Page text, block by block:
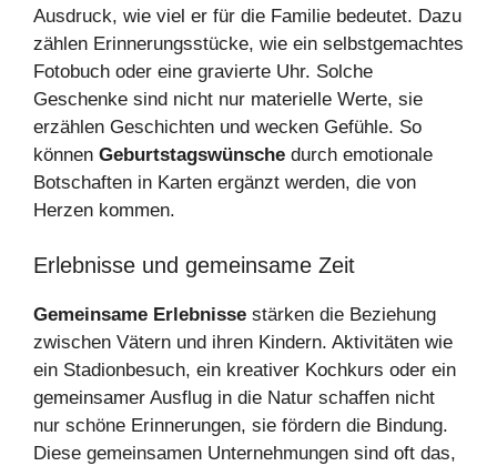
Ausdruck, wie viel er für die Familie bedeutet. Dazu
zählen Erinnerungsstücke, wie ein selbstgemachtes
Fotobuch oder eine gravierte Uhr. Solche
Geschenke sind nicht nur materielle Werte, sie
erzählen Geschichten und wecken Gefühle. So
können Geburtstagswünsche durch emotionale
Botschaften in Karten ergänzt werden, die von
Herzen kommen.
Erlebnisse und gemeinsame Zeit
Gemeinsame Erlebnisse stärken die Beziehung
zwischen Vätern und ihren Kindern. Aktivitäten wie
ein Stadionbesuch, ein kreativer Kochkurs oder ein
gemeinsamer Ausflug in die Natur schaffen nicht
nur schöne Erinnerungen, sie fördern die Bindung.
Diese gemeinsamen Unternehmungen sind oft das,